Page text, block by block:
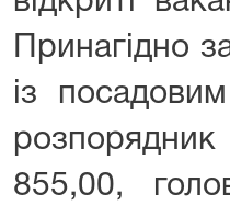
Принагідно
із
855,00,